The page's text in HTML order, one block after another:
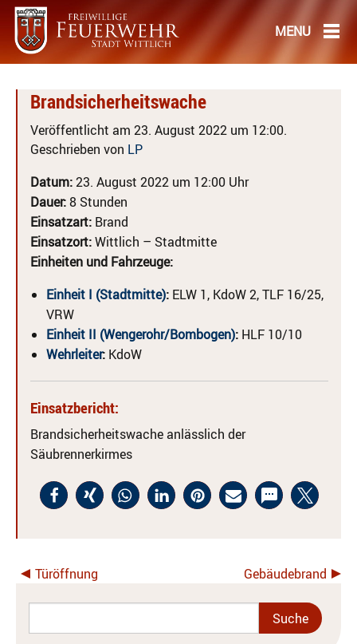
Brandsicherheitswache
Veröffentlicht am 23. August 2022 um 12:00.
Geschrieben von LP
Datum:23. August 2022 um 12:00 Uhr
Dauer:8 Stunden
Einsatzart: Brand
Einsatzort:Wittlich – Stadtmitte
Einheiten und Fahrzeuge:
Einheit I (Stadtmitte): ELW 1, KdoW 2, TLF 16/25,
VRW
Einheit II (Wengerohr/Bombogen): HLF 10/10
Wehrleiter: KdoW
Einsatzbericht:
Brandsicherheitswache anlässlich der
Säubrennerkirmes
Türöffnung Gebäudebrand